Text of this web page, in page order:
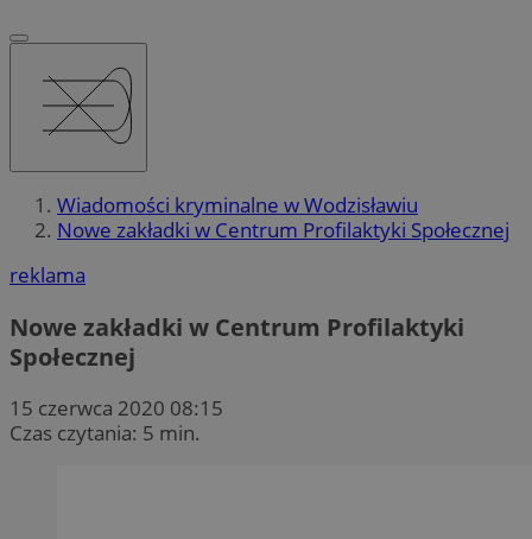
Wiadomości kryminalne w Wodzisławiu
Nowe zakładki w Centrum Profilaktyki Społecznej
reklama
Nowe zakładki w Centrum Profilaktyki
Społecznej
15 czerwca 2020 08:15
Czas czytania: 5 min.